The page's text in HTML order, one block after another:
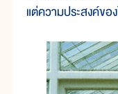
แต่ความประสงค์ขอ